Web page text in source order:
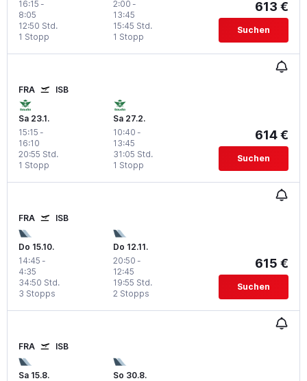
16:15 -
8:05
1 Stopp
12:50 Std.
2:00 -
13:45
1 Stopp
15:45 Std.
613 €
Suchen
FRA ISB
Sa 23.1.
15:15 -
16:10
1 Stopp
20:55 Std.
Sa 27.2.
10:40 -
13:45
1 Stopp
31:05 Std.
614 €
Suchen
FRA ISB
Do 15.10.
14:45 -
4:35
3 Stopps
34:50 Std.
Do 12.11.
20:50 -
12:45
2 Stopps
19:55 Std.
615 €
Suchen
FRA ISB
Sa 15.8.
So 30.8.